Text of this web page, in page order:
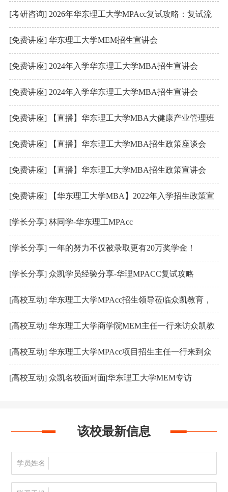
布：248/102/51
[考研咨询] 2026年华东理工大学MPAcc复试攻略：复试流
程、复试参考书、分数线
[免费讲座] 华东理工大学MEM招生宣讲会
[免费讲座] 2024年入学华东理工大学MBA招生宣讲会
[免费讲座] 2024年入学华东理工大学MBA招生宣讲会
[免费讲座] 【直播】华东理工大学MBA大健康产业管理班
专场项目介绍
[免费讲座] 【直播】华东理工大学MBA招生政策座谈会
[免费讲座] 【直播】华东理工大学MBA招生政策宣讲会
[免费讲座] 【华东理工大学MBA】2022年入学招生政策宣
讲会
[学长分享] 林同学-华东理工MPAcc
[学长分享] 一年的努力不仅被录取更有20万奖学金！
[学长分享] 众凯学员经验分享-华理MPACC复试攻略
[高校互动] 华东理工大学MPAcc招生领导莅临众凯教育，
带来考研一手信息！
[高校互动] 华东理工大学商学院MEM主任一行来访众凯教
育
[高校互动] 华东理工大学MPAcc项目招生主任一行来到众
凯
[高校互动] 众凯名校面对面|华东理工大学MEM专访
该校最新信息
学员姓名